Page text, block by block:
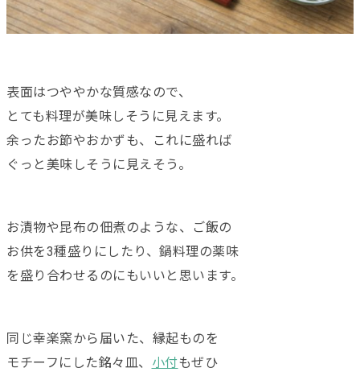
表面はつややかな質感なので、
とても料理が美味しそうに見えます。
余ったお節やおかずも、これに盛れば
ぐっと美味しそうに見えそう。
お漬物や昆布の佃煮のような、ご飯の
お供を3種盛りにしたり、鍋料理の薬味
を盛り合わせるのにもいいと思います。
同じ幸楽窯から届いた、縁起ものを
モチーフにした銘々皿、 小付もぜひ